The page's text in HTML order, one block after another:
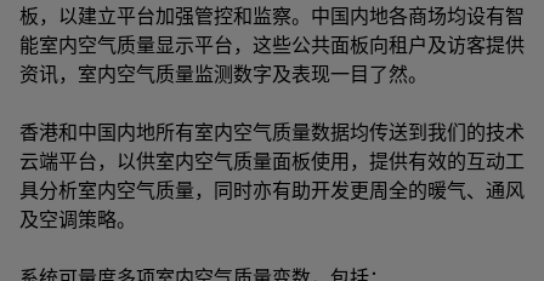
板，以建立平台加强管控和监察。中国内地各商场均设有智
能室内空气质量显示平台，这些公共面板向租户及访客提供
资讯，室内空气质量监测数字及表现一目了然。
香港和中国内地所有室内空气质量数据均传送到我们的技术
云端平台，以供室内空气质量面板使用，提供有效的互动工
具分析室内空气质量，同时亦有助开发更周全的暖气、通风
及空调策略。